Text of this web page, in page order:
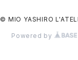
© MIO YASHIRO
Powered by